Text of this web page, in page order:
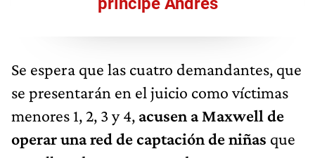
Se espera que las cuatro demandantes, que
se presentarán en el juicio como víctimas
menores 1, 2, 3 y 4, acusen a Maxwell de
operar una red de captación deniñas que